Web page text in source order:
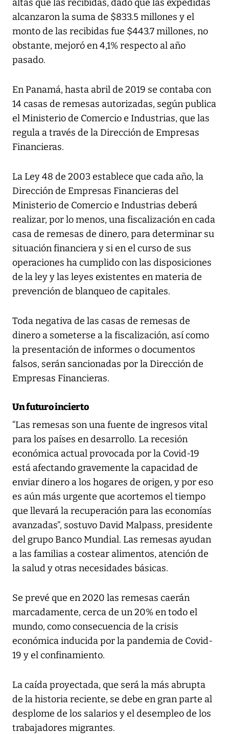
altas que las recibidas, dado que las expedidas
alcanzaron la suma de $833.5 millones y el
monto de las recibidas fue $443.7 millones, no
obstante, mejoró en 4,1% respecto al año
pasado.
En Panamá, hasta abril de 2019 se contaba con
14 casas de remesas autorizadas, según publica
el Ministerio de Comercio e Industrias, que las
regula a través de la Dirección de Empresas
Financieras.
La Ley 48 de 2003 establece que cada año, la
Dirección de Empresas Financieras del
Ministerio de Comercio e Industrias deberá
realizar, por lo menos, una fiscalización en cada
casa de remesas de dinero, para determinar su
situación financiera y si en el curso de sus
operaciones ha cumplido con las disposiciones
de la ley y las leyes existentes en materia de
prevención de blanqueo de capitales.
Toda negativa de las casas de remesas de
dinero a someterse a la fiscalización, así como
la presentación de informes o documentos
falsos, serán sancionadas por la Dirección de
Empresas Financieras.
Un futuro incierto
“Las remesas son una fuente de ingresos vital
para los países en desarrollo. La recesión
económica actual provocada por la Covid-19
está afectando gravemente la capacidad de
enviar dinero a los hogares de origen, y por eso
es aún más urgente que acortemos el tiempo
que llevará la recuperación para las economías
avanzadas”, sostuvo David Malpass, presidente
del grupo Banco Mundial. Las remesas ayudan
a las familias a costear alimentos, atención de
la salud y otras necesidades básicas.
Se prevé que en 2020 las remesas caerán
marcadamente, cerca de un 20% en todo el
mundo, como consecuencia de la crisis
económica inducida por la pandemia de Covid-
19 y el confinamiento.
La caída proyectada, que será la más abrupta
de la historia reciente, se debe en gran parte al
desplome de los salarios y el desempleo de los
trabajadores migrantes.